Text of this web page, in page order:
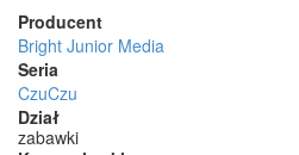
Producent
Bright Junior Media
Seria
CzuCzu
Dział
zabawki